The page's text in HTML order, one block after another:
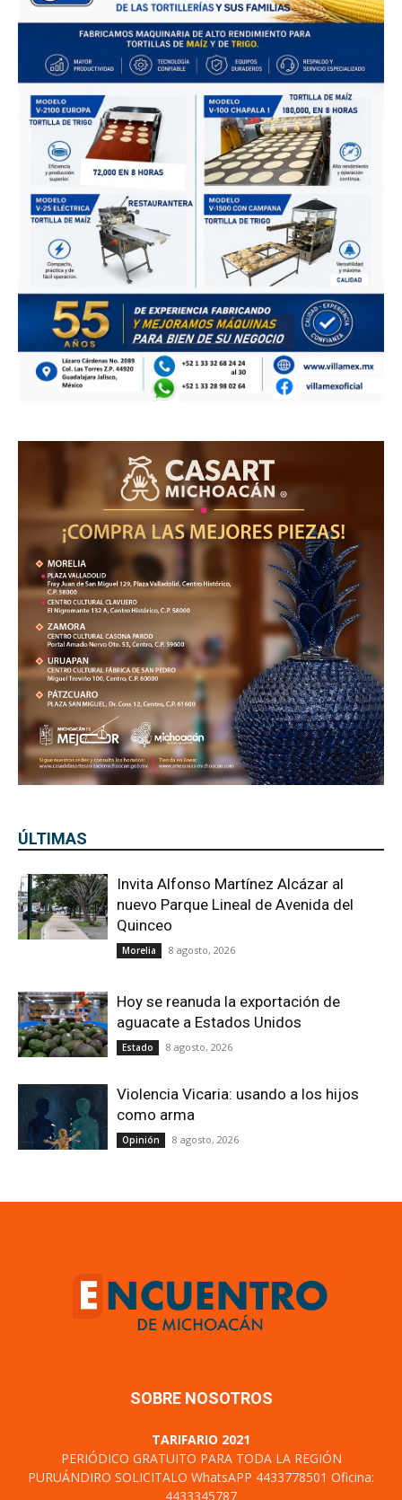
ÚLTIMAS
Invita Alfonso Martínez Alcázar al
nuevo Parque Lineal de Avenida del
Quinceo
Morelia 8 agosto, 2026
Hoy se reanuda la exportación de
aguacate a Estados Unidos
Estado 8 agosto, 2026
Violencia Vicaria: usando a los hijos
como arma
Opinión 8 agosto, 2026
SOBRE NOSOTROS
TARIFARIO 2021
PERIÓDICO GRATUITO PARA TODA LA REGIÓN
PURUÁNDIRO SOLICITALO WhatsAPP 4433778501 Oficina:
4433345787